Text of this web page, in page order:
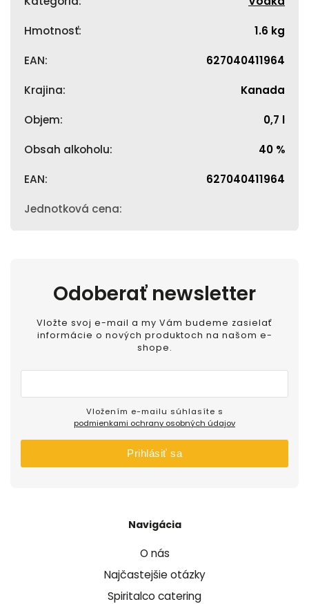
Hmotnosť: 1.6 kg
EAN: 627040411964
Krajina: Kanada
Objem: 0,7 l
Obsah alkoholu: 40 %
EAN: 627040411964
Jednotková cena:
Navigácia
O nás
Najčastejšie otázky
Spiritalco catering
Odoberať newsletter
Vložte svoj e-mail a my Vám budeme zasielať
informácie o nových produktoch na našom e-
shope.
podmienkami ochrany osobných údajov
Prihlásiť sa